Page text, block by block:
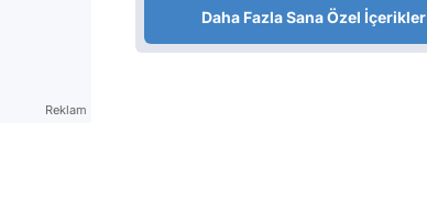
Reklam
Daha Fazla Sana Özel İçerikler